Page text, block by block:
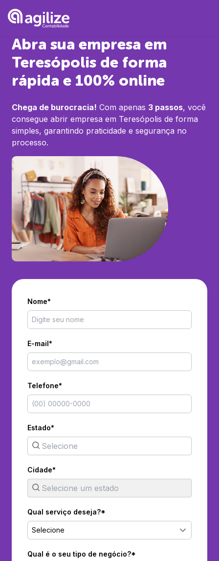
Abra sua empresa em
Teresópolis de forma
rápida e 100% online
Chega de burocracia! Com apenas 3 passos, você
consegue abrir empresa em Teresópolis de forma
simples, garantindo praticidade e segurança no
processo.
Nome*
E-mail*
Telefone*
Estado*
Cidade*
Qual serviço deseja?*
Selecione
Qual é o seu tipo de negócio?*